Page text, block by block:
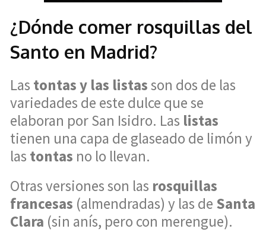
¿Dónde comer rosquillas del
Santo en Madrid?
Las tontas y las listasson dos de las
variedades de este dulce que se
elaboran por San Isidro. Las listas
tienen una capa de glaseado de limón y
las tontas no lo llevan.
Otras versiones son las rosquillas
francesas (almendradas) y las de Santa
Clara (sin anís, pero con merengue).